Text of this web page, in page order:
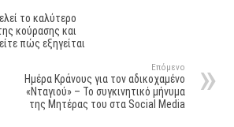
το καλύτερο
κούρασης και
πώς εξηγείται
Επόμενο
Hμέρα Κράνους για τον αδικοχαμένο
«Νταγιού» – Το συγκινητικό μήνυμα
της Μητέρας του στα Social Media